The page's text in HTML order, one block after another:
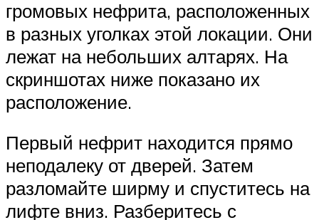
громовых нефрита, расположенных
в разных уголках этой локации. Они
лежат на небольших алтарях. На
скриншотах ниже показано их
расположение.
Первый нефрит находится прямо
неподалеку от дверей. Затем
разломайте ширму и спуститесь на
лифте вниз. Разберитесь с